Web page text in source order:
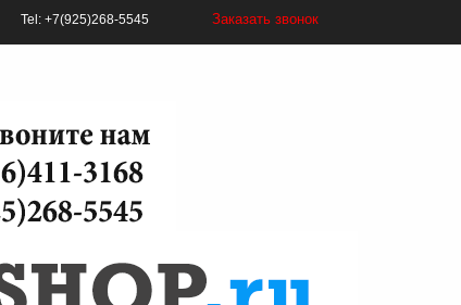
Tel: +7(925)268-5545 Заказать звонок